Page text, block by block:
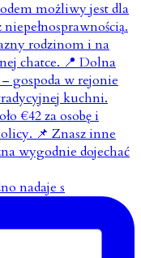
nadaje s